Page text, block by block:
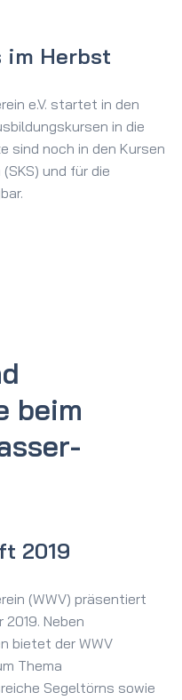
im Herbst
e.V. startet in den
in die
sind noch in den Kursen
und für die
beim
2019
(WWV) präsentiert
Neben
bietet der WWV
Thema
Segeltörns sowie